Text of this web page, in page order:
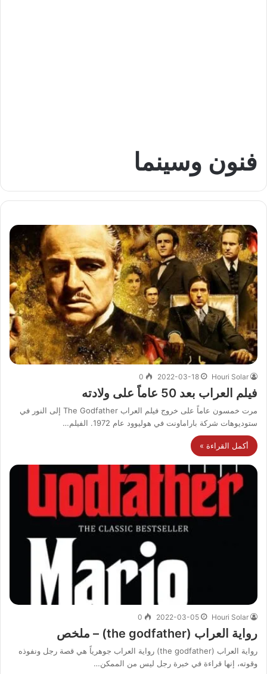
فنون وسينما
Houri Solar
2022-03-18
0
فيلم العراب بعد 50 عاماً على ولادته
مرت خمسون عاماً على خروج فيلم العراب The Godfather إلى النور في
ستوديوهات شركة باراماونت في هوليوود عام 1972. الفيلم…
أكمل القراءة »
Houri Solar
2022-03-05
0
رواية العراب (the godfather) – ملخص
رواية العراب (the godfather) رواية العراب جوهرياً هي قصة رجل ونفوذه
وقوته، إنها قراءة في خبرة رجل ليس من الممكن…